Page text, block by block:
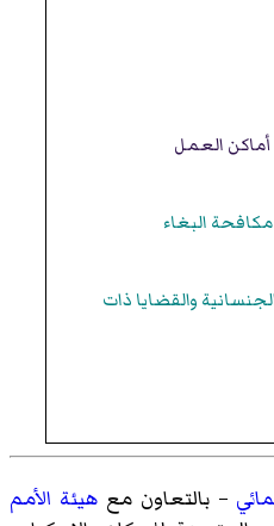
العمل
البغاء
والقضايا ذات
– بالتعاون معهيئة الأمم